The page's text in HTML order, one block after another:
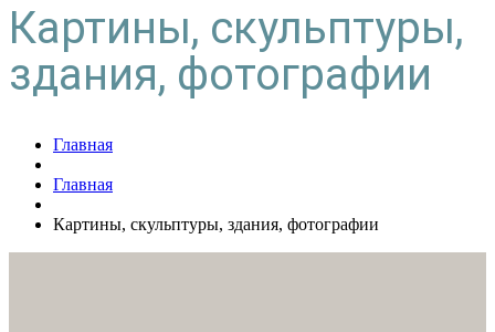
Картины, скульптуры,
здания, фотографии
Главная
Главная
Картины, скульптуры, здания, фотографии